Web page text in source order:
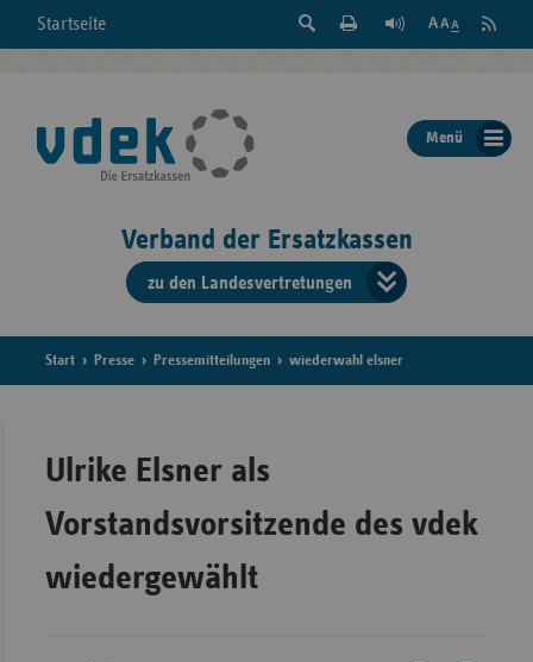
Startseite
Suche
der
Seite
Feed
Menü
Verband der Ersatzkassen
zu den Landesvertretungen
der
Start Presse Pressemitteilungen wiederwahl elsner
Ulrike Elsner als
Vorstandsvorsitzende des vdek
wiedergewählt